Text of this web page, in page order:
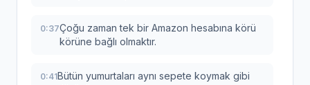
0:37Çoğu zaman tek bir Amazon hesabına körü
körüne bağlı olmaktır.
0:41Bütün yumurtaları aynı sepete koymak gibi